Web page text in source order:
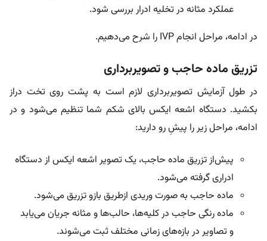
عملکرد مثانه در تخلیه ادرار بررسی شود.
در ادامه، مراحل انجام IVP را شرح می‌دهیم.
تزریق ماده حاجب و تصویربرداری
در طول آزمایش تصویربرداری لازم است به پشت روی تخت دراز
بکشید. دستگاه اشعه ایکس بالای شکم شما تنظیم می‌شود و در
ادامه، مراحل زیر را پیشِ رو دارید:
پیش‌از تزریق ماده حاجب، یک تصویر اشعه ایکس از دستگاه
ادراری گرفته می‌شود.
ماده حاجب به صورت وریدی ازطریق بازو تزریق می‌شود.
ماده رنگی حاجب در کلیه‌ها، حالب‌ها و مثانه جریان می‌یابد
و تصاویر در بازه‌های زمانی مختلف ثبت می‌شوند.